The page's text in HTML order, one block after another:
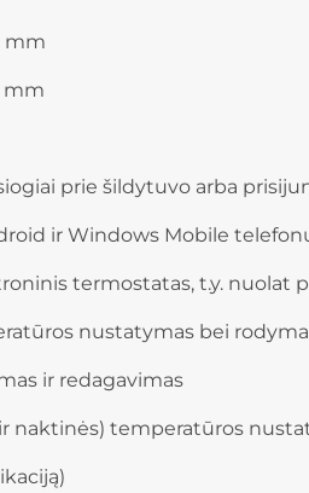
mm
mm
prie šildytuvo arba
ir Windows Mobile
termostatas, t.y.
nustatymas bei
ir redagavimas
naktinės) temperatūros